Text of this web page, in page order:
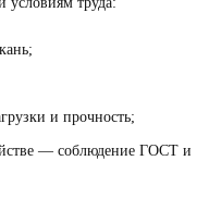
и прочность;
— соблюдение ГОСТ и